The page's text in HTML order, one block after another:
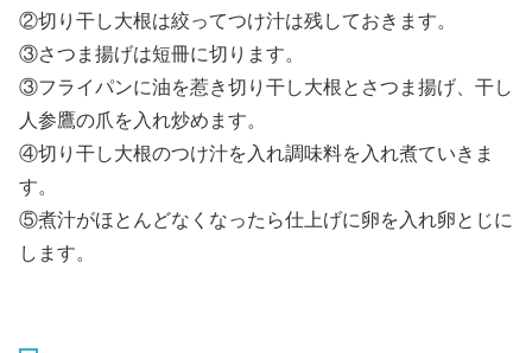
②切り干し大根は絞ってつけ汁は残しておきます。
③さつま揚げは短冊に切ります。
③フライパンに油を惹き切り干し大根とさつま揚げ、干し
人参鷹の爪を入れ炒めます。
④切り干し大根のつけ汁を入れ調味料を入れ煮ていきま
す。
⑤煮汁がほとんどなくなったら仕上げに卵を入れ卵とじに
します。